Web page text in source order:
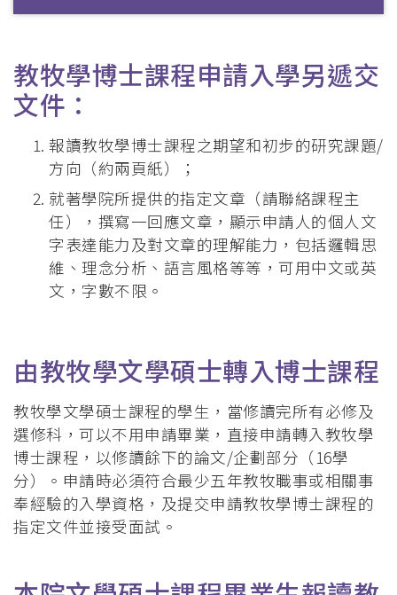
教牧學博士課程申請入學另遞交
文件：
報讀教牧學博士課程之期望和初步的研究課題/
方向（約兩頁紙）；
就著學院所提供的指定文章（請聯絡課程主
任），撰寫一回應文章，顯示申請人的個人文
字表達能力及對文章的理解能力，包括邏輯思
維、理念分析、語言風格等等，可用中文或英
文，字數不限。
由教牧學文學碩士轉入博士課程
教牧學文學碩士課程的學生，當修讀完所有必修及
選修科，可以不用申請畢業，直接申請轉入教牧學
博士課程，以修讀餘下的論文/企劃部分（16學
分）。申請時必須符合最少五年教牧職事或相關事
奉經驗的入學資格，及提交申請教牧學博士課程的
指定文件並接受面試。